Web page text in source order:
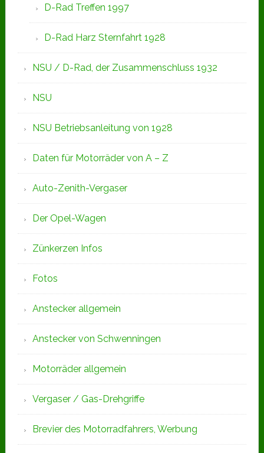
D-Rad Treffen 1997
D-Rad Harz Sternfahrt 1928
NSU / D-Rad, der Zusammenschluss 1932
NSU
NSU Betriebsanleitung von 1928
Daten für Motorräder von A – Z
Auto-Zenith-Vergaser
Der Opel-Wagen
Zünkerzen Infos
Fotos
Anstecker allgemein
Anstecker von Schwenningen
Motorräder allgemein
Vergaser / Gas-Drehgriffe
Brevier des Motorradfahrers, Werbung